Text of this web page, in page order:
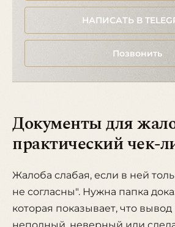
НАПИСАТЬ В
Позвонить
Документы для
практический чек-
Жалоба слабая, если в ней
не согласны". Нужна папка
которая показывает, что
неполный, неверный или